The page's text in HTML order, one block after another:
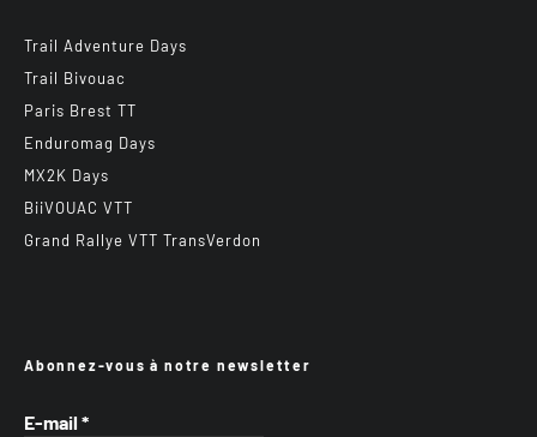
Trail Adventure Days
Trail Bivouac
Paris Brest TT
Enduromag Days
MX2K Days
BiiVOUAC VTT
Grand Rallye VTT TransVerdon
Abonnez-vous à notre newsletter
E-mail *